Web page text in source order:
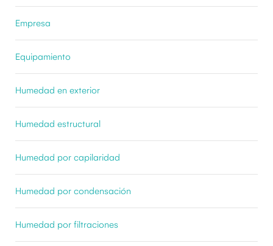
Empresa
Equipamiento
Humedad en exterior
Humedad estructural
Humedad por capilaridad
Humedad por condensación
Humedad por filtraciones